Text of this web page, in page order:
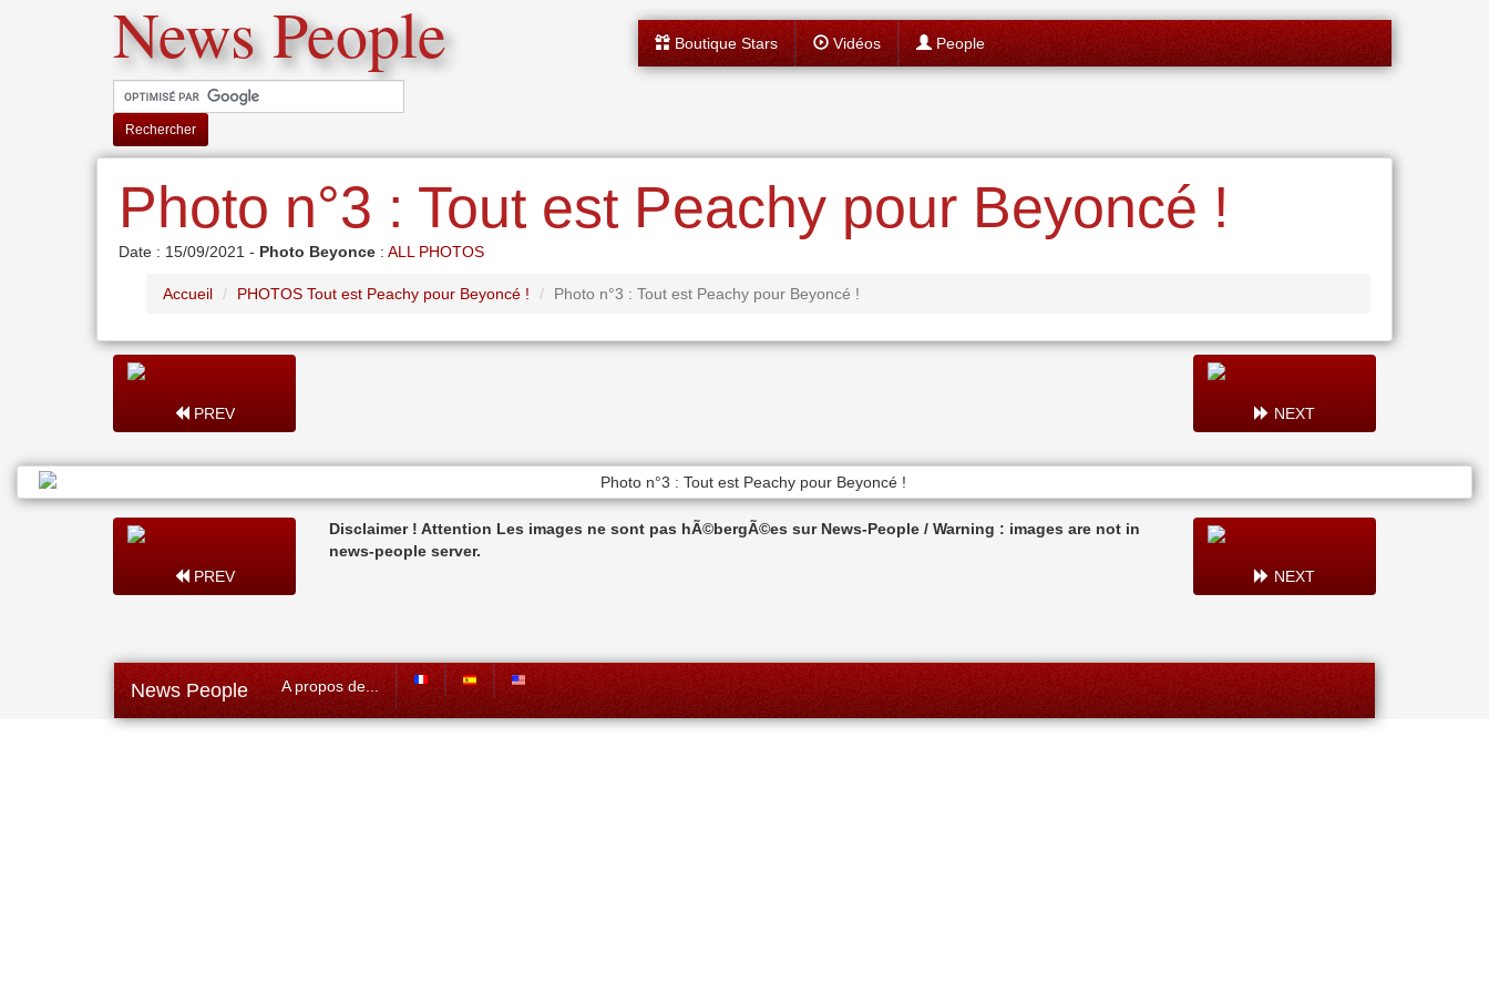
News People
Rechercher
Boutique Stars Vidéos People
Photo n°3 : Tout est Peachy pour Beyoncé !
Date : 15/09/2021 - Photo Beyonce : ALL PHOTOS
Accueil PHOTOS Tout est Peachy pour Beyoncé ! Photo n°3 : Tout est Peachy pour Beyoncé !
PREV NEXT
PREV
Disclaimer ! Attention Les images ne sont pas hÃ©bergÃ©es sur News-People / Warning : images are not in
news-people server.
NEXT
News People A propos de...